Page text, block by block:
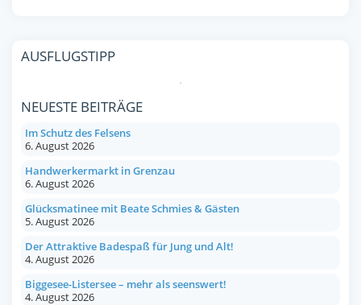
AUSFLUGSTIPP
NEUESTE BEITRÄGE
Im Schutz des Felsens
6. August 2026
Handwerkermarkt in Grenzau
6. August 2026
Glücksmatinee mit Beate Schmies & Gästen
5. August 2026
Der Attraktive Badespaß für Jung und Alt!
4. August 2026
Biggesee-Listersee – mehr als seenswert!
4. August 2026